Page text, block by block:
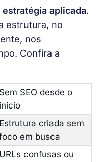
aplicada.
estrutura, no
nos
Confira a
Sem SEO desde o
início
Estrutura criada sem
em busca
URLs confusas ou